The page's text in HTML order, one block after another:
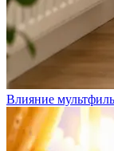
Влияние